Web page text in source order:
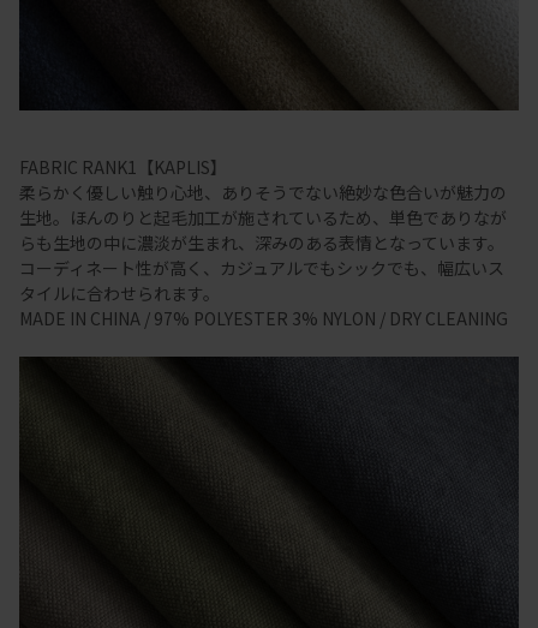
FABRIC RANK1【KAPLIS】
柔らかく優しい触り心地、ありそうでない絶妙な色合いが魅力の
生地。ほんのりと起毛加工が施されているため、単色でありなが
らも生地の中に濃淡が生まれ、深みのある表情となっています。
コーディネート性が高く、カジュアルでもシックでも、幅広いス
タイルに合わせられます。
MADE IN CHINA / 97% POLYESTER 3% NYLON / DRY CLEANING